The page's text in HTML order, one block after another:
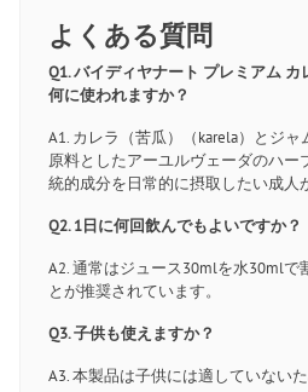
よくある質問
Q1. バイディヤナート プレミアム
何に使われますか？
A1. カレラ（苦瓜）（karela）とジャ
原料としたアーユルヴェーダのハー
統的成分を日常的に摂取したい成人
Q2. 1日に何回飲んでもよいですか？
A2. 通常はジュース30mlを水30mlで
とが推奨されています。
Q3. 子供も使えますか？
A3. 本製品は子供には適していない